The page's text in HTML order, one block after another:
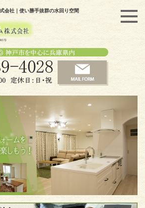
会社｜使い勝手抜群の水回り空間